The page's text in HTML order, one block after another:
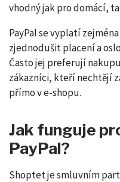
vhodný jak pro domácí,
PayPal se vyplatí
zjednodušit placení a
Často jej preferují
zákazníci, kteří nechtějí
přímo v e-shopu.
Jak funguje
PayPal?
Shoptet je smluvním